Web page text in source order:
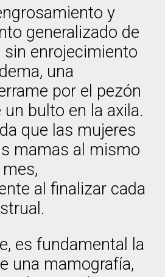
y
generalizado de
sin enrojecimiento
una
por el pezón
bulto en la axila.
que las mujeres
mamas al mismo
al finalizar cada
es fundamental la
una mamografía,